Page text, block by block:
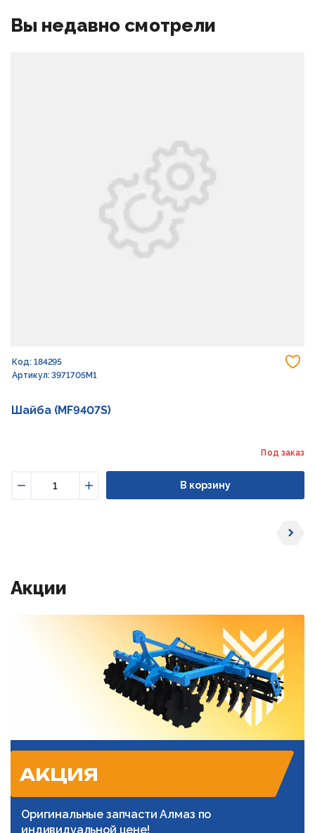
Вы недавно смотрели
Код: 184295
Артикул: 3971705M1
Шайба (MF9407S)
Под заказ
Увеличить
В корзину
Акции
АКЦИЯ
Оригинальные запчасти Алмаз по
индивидуальной цене!